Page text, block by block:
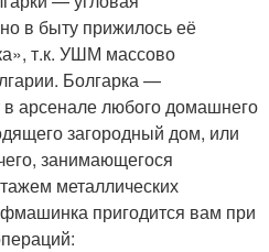
в быту прижилось её
т.к. УШМ массово
Болгарка —
арсенале любого домашнего
загородный дом, или
занимающегося
металлических
пригодится вам при